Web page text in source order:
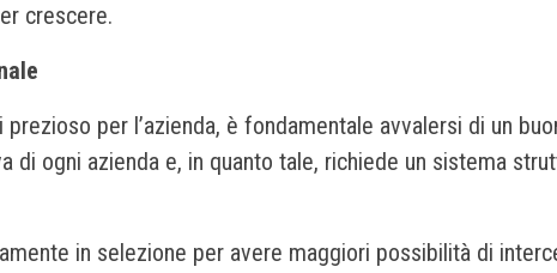
crescere.
per l’azienda, è fondamentale avvalersi di un
ogni azienda e, in quanto tale, richiede un sistema
in selezione per avere maggiori possibilità di